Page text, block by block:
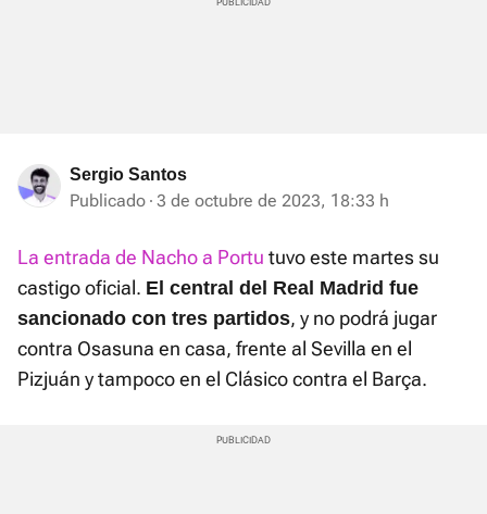
Sergio Santos
Publicado 3 de octubre de 2023, 18:33 h
La entrada de Nacho a Portu tuvo este martes su
castigo oficial. El central del Real Madrid fue
sancionado con tres partidos, y no podrá jugar
contra Osasuna en casa, frente al Sevilla en el
Pizjuán y tampoco en el Clásico contra el Barça.